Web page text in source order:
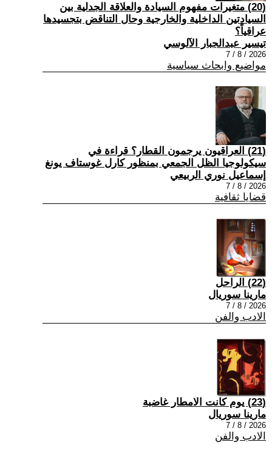
(20) متغيرات مفهوم السيادة والعلاقة الجدلية بين
السيادتين الداخلية والخارجية وحال التناقض بتجسيدها
عراقياً؟
تيسير عبدالجبار الآلوسي
2026 / 8 / 7
مواضيع وابحاث سياسية
(21) العراقيون يرجمون القطار؟ قراءة في
سيكولوجيا الظل الجمعي بمنظور كارل غوستاف يونغ
إسماعيل نوري الربيعي
2026 / 8 / 7
قضايا ثقافية
(22) الراحل
مارينا سوريال
2026 / 8 / 7
الادب والفن
(23) يوم كانت الامطار غاضبة
مارينا سوريال
2026 / 8 / 7
الادب والفن